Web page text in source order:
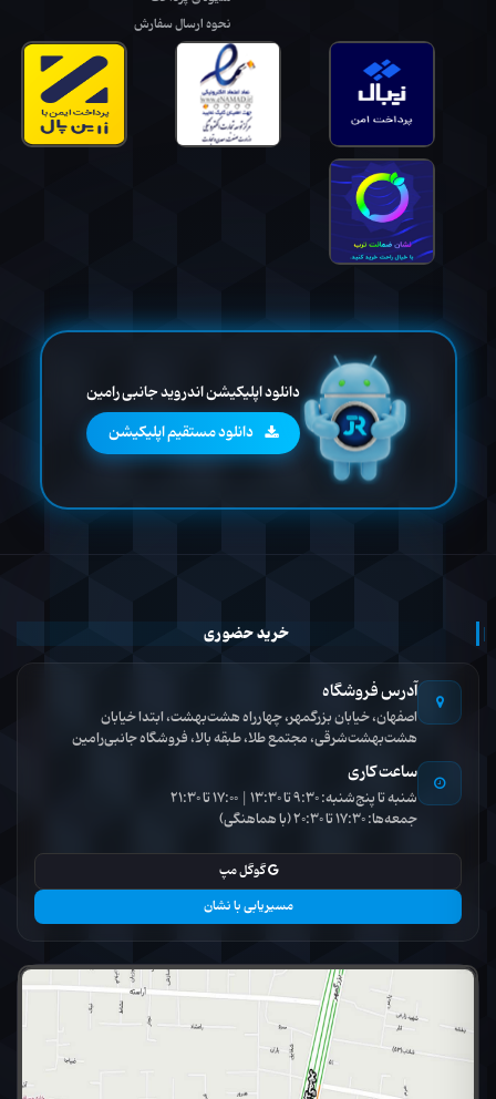
نحوه ارسال سفارش
دانلود اپلیکیشن اندروید جانبی رامین
دانلود مستقیم اپلیکیشن
خرید حضوری
آدرس فروشگاه
اصفهان، خیابان بزرگمهر، چهارراه هشت‌بهشت، ابتدا خیابان
هشت‌بهشت‌شرقی، مجتمع طلا، طبقه بالا، فروشگاه جانبی‌رامین
ساعت کاری
شنبه تا پنج‌شنبه: 9:30 تا 13:30 | 17:00 تا 21:30
جمعه‌ها: 17:30 تا 20:30 (با هماهنگی)
گوگل مپ
مسیریابی با نشان